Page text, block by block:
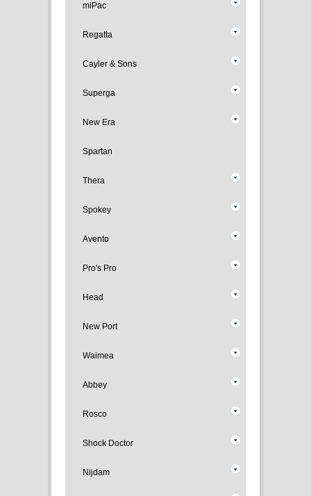
miPac
Regatta
Cayler & Sons
Superga
New Era
Spartan
Thera
Spokey
Avento
Pro's Pro
Head
New Port
Waimea
Abbey
Rosco
Shock Doctor
Nijdam